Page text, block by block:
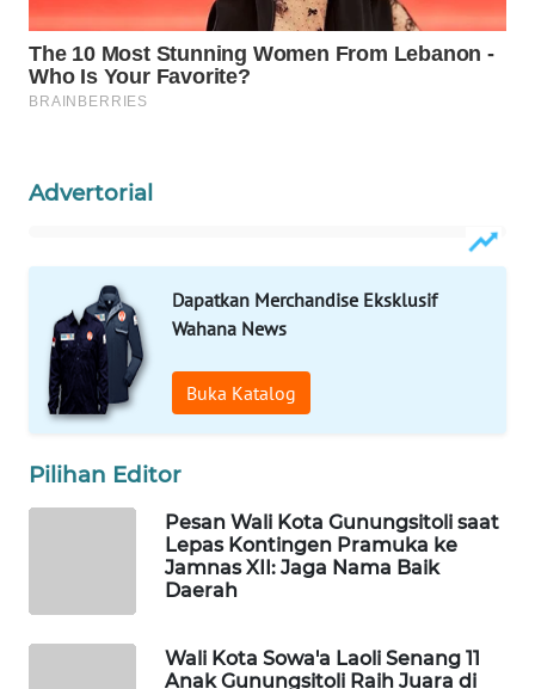
Advertorial
Dapatkan Merchandise Eksklusif
Wahana News
Buka Katalog
Pilihan Editor
Pesan Wali Kota Gunungsitoli saat
Lepas Kontingen Pramuka ke
Jamnas XII: Jaga Nama Baik
Daerah
Wali Kota Sowa'a Laoli Senang 11
Anak Gunungsitoli Raih Juara di
WAHANA
Wahana
Network
LISTRIK
KELISTRIKAN
WALINKI
ID
MAWAKA
MARTABAT